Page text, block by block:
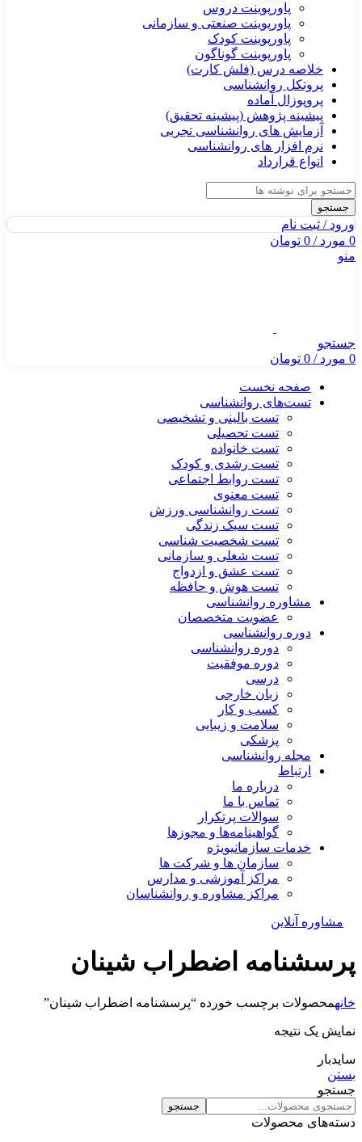
پاورپوینت دروس
پاورپوینت صنعتی و سازمانی
پاورپوینت کودک
پاورپوینت گوناگون
خلاصه درس (فلش کارت)
پروتکل روانشناسی
پروپوزال آماده
پیشینه پژوهش (پیشینه تحقیق)
آزمایش های روانشناسی تجربی
نرم افزار های روانشناسی
انواع قرارداد
جستجو
ورود / ثبت نام
0 مورد/
0 تومان
منو
جستجو
0 مورد/
0 تومان
صفحه نخست
تست‌های روانشناسی
تست بالینی و تشخیصی
تست تحصیلی
تست خانواده
تست رشدی و کودک
تست روابط اجتماعی
تست معنوی
تست روانشناسی ورزش
تست سبک زندگی
تست شخصیت شناسی
تست شغلی و سازمانی
تست عشق و ازدواج
تست هوش و حافظه
مشاوره روانشناسی
عضویت متخصصان
دوره روانشناسی
دوره روانشناسی
دوره موفقیت
درسی
زبان خارجی
کسب و کار
سلامت و زیبایی
پزشکی
مجله روانشناسی
ارتباط
درباره ما
تماس با ما
سوالات پرتکرار
گواهینامه‌ها و مجوزها
خدمات سازمانیویژه
سازمان ها و شرکت ها
مراکز آموزشی و مدارس
مراکز مشاوره و روانشناسان
مشاوره آنلاین
پرسشنامه اضطراب شینان
خانهمحصولات برچسب خورده “پرسشنامه اضطراب شینان”
نمایش یک نتیجه
سایدبار
بستن
جستجو
جستجو
دسته‌های محصولات